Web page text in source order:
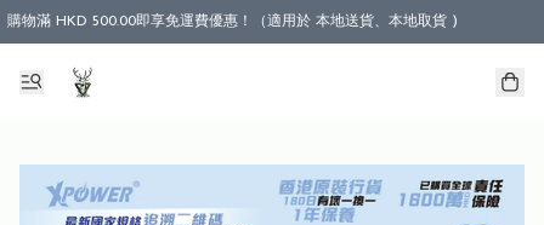
購物滿 HKD 500.00即享免運費優惠！（適用於 本地送貨、本地取貨 )